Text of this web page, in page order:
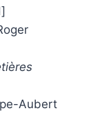
Aubert